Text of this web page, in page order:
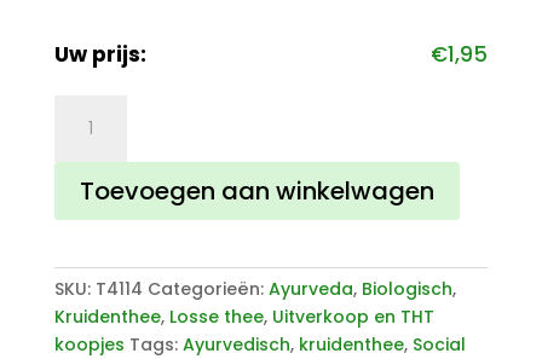
Uw prijs: €1,95
Kapha
aantal
Toevoegen aan winkelwagen
SKU: T4114 Categorieën: Ayurveda, Biologisch,
Kruidenthee, Losse thee, Uitverkoop en THT
koopjes Tags: Ayurvedisch, kruidenthee, Social